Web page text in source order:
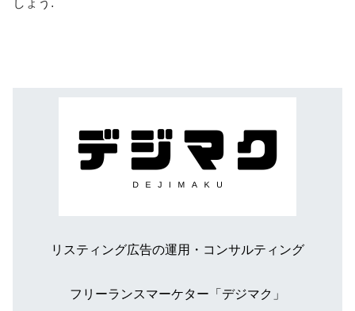
しょう .
リスティング広告の運用・コンサルティング
フリーランスマーケター「デジマク」